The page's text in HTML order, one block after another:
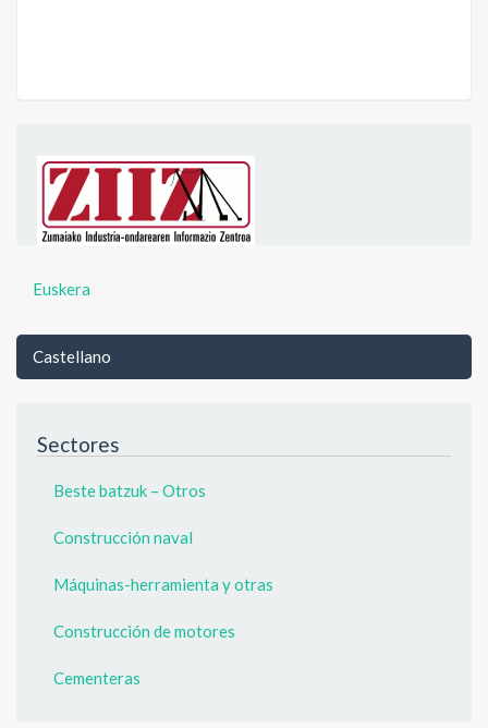
Euskera
Castellano
Sectores
Beste batzuk – Otros
Construcción naval
Máquinas-herramienta y otras
Construcción de motores
Cementeras